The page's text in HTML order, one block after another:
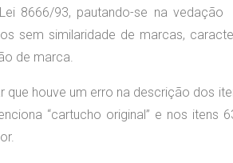
8666/93, pautando-se na
sem similaridade de marcas,
de marca.
que houve um erro na descrição dos
“cartucho original” e nos itens